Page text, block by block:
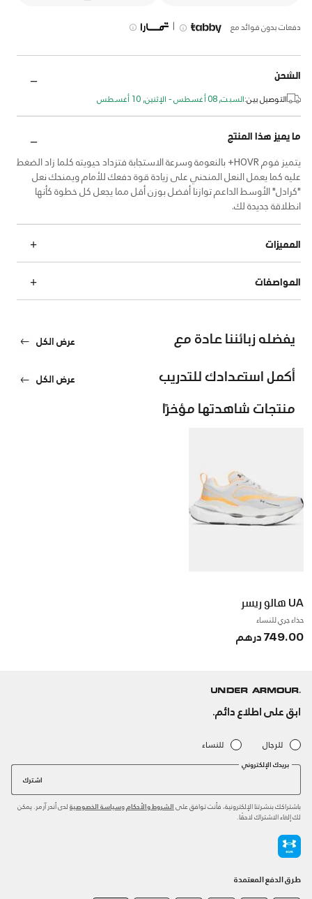
دفعات بدون فوائد مع |
الشحن
التوصيل بين:السبت, 08 أغسطس - الإثنين, 10 أغسطس
ما يميز هذا المنتج
يتميز فوم HOVR+ بالنعومة وسرعة الاستجابة فتزداد حيويته كلما زاد الضغط
عليه كما يعمل النعل المنحني على زيادة قوة دفعك للأمام ويمنحك نعل
"كرادل" الأوسط الداعم توازنا أفضل بوزن أقل مما يجعل كل خطوة كأنها
انطلاقة جديدة لك.
المميزات
المواصفات
يفضله زبائننا عادة مع عرض الكل
أكمل استعدادك للتدريب عرض الكل
منتجات شاهدتها مؤخرًا
UA هالو ريسر
حذاء جري للنساء
749.00 درهم
ابق على اطلاع دائم.
للرجال للنساء
بريدك الإلكتروني
اشترك
باشتراكك بنشرتنا الإلكترونية، فأنت توافق على الشروط والأحكام وسياسة الخصوصية لدى أندر آرمر. يمكن
لك إلغاء الاشتراك لاحقًا.
طرق الدفع المعتمدة